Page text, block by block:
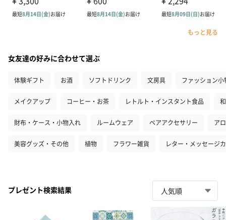
もっと見る
女友達の好みに合わせて選ぶ
体験ギフト お酒 ソフトドリンク 文房具 ファッション小
メイクアップ コーヒー・お茶 レトルト・インスタント食品
財布・ケース・小物入れ ルームウェア ペアアクセサリー ア
美容グッズ・その他 植物 フラワー雑貨 レター・メッセージ
プレゼント検索結果